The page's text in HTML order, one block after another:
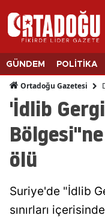
GÜNDEM POLİTİKA
Ortadoğu Gazetesi
'İdlib
ölü
Suriye'de "İdlib
sınırları